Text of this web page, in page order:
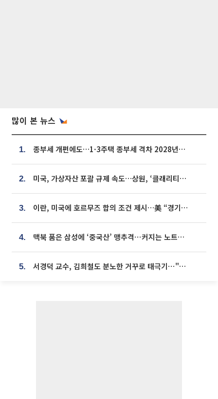
많이 본 뉴스
1. 종부세 개편에도…1·3주택 종부세 격차 2028년부터 확대
2. 미국, 가상자산 포괄 규제 속도…상원, ‘클래리티법’ 9월 절차투표 추진
3. 이란, 미국에 호르무즈 합의 조건 제시…美 “경기 아직 안 끝나” [종합]
4. 맥북 품은 삼성에 ‘중국산’ 맹추격⋯커지는 노트북 OLED 시장
5. 서경덕 교수, 김희철도 분노한 거꾸로 태극기⋯"엉터리는 아냐, 아쉬울 뿐"